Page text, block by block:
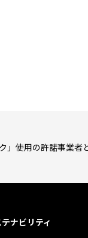
使用の許諾事業者
ナビリティ